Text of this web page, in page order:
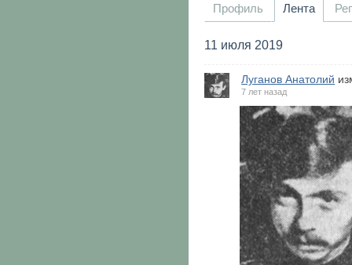
Профиль Лента
11 июля 2019
Луганов Анатолий
7 лет назад